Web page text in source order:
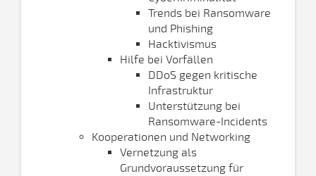
Trends bei Ransomware
und Phishing
Hacktivismus
Hilfe bei Vorfällen
DDoS gegen kritische
Infrastruktur
Unterstützung bei
Ransomware-Incidents
Kooperationen und Networking
Vernetzung als
Grundvoraussetzung für